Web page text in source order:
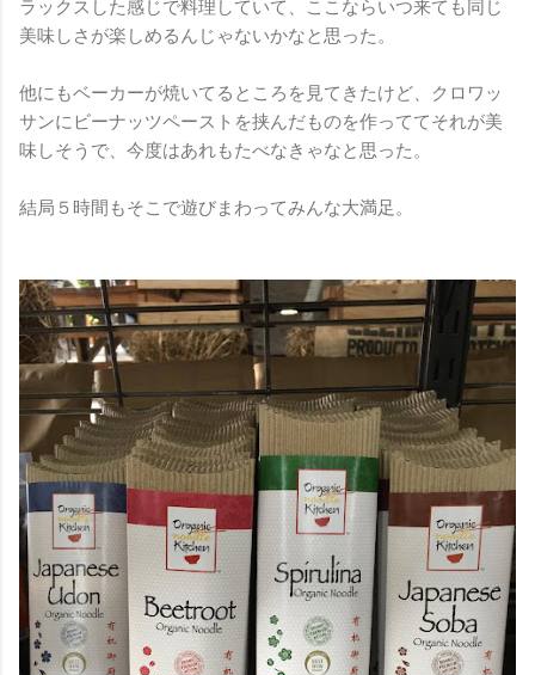
ラックスした感じで料理していて、ここならいつ来ても同じ
美味しさが楽しめるんじゃないかなと思った。
他にもベーカーが焼いてるところを見てきたけど、クロワッ
サンにビーナッツペーストを挟んだものを作っててそれが美
味しそうで、今度はあれもたべなきゃなと思った。
結局５時間もそこで遊びまわってみんな大満足。